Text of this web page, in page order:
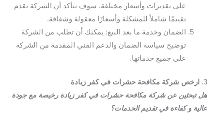
على تقديرات وأسعار مختلفة. سوف تتأكد أن الشركة تقدم
تقييمًا شاملاً للمشكلة وأسعارًا معقولة وشفافة.
الضمان وخدمة ما بعد البيع: يمكنك أن تطلب من الشركة
توضيح سياسة الضمان والدعم الفني المقدمة من الشركة
على جميع خدماتها.
3.
ارخص شركة مكافحة حشرات في كفر زيادة
هل تبحثين عن شركة مكافحة حشرات في كفر زيادة رخيصة مع جودة
عالية و كفاءة في تقديم الخدمات؟